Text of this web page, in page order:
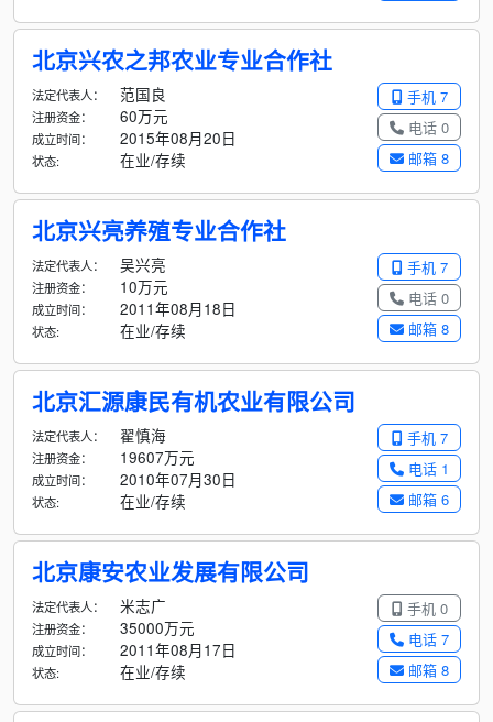
北京兴农之邦农业专业合作社
手机 7
电话 0
邮箱 8
法定代表人： 范国良
注册资金： 60万元
成立时间： 2015年08月20日
状态: 在业/存续
北京兴亮养殖专业合作社
手机 7
电话 0
邮箱 8
法定代表人： 吴兴亮
注册资金： 10万元
成立时间： 2011年08月18日
状态: 在业/存续
北京汇源康民有机农业有限公司
手机 7
电话 1
邮箱 6
法定代表人： 翟慎海
注册资金： 19607万元
成立时间： 2010年07月30日
状态: 在业/存续
北京康安农业发展有限公司
手机 0
电话 7
邮箱 8
法定代表人： 米志广
注册资金： 35000万元
成立时间： 2011年08月17日
状态: 在业/存续